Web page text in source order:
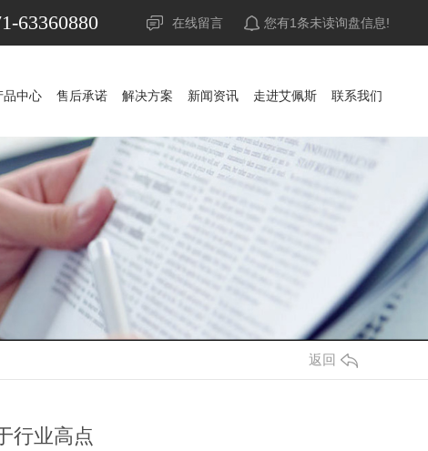
63360880 在线留言 您有1条未读询盘信息!
品中心
品中心
UPS电源 山特UPS电源
科华UPS电源
科士达UPS电源
APC UPS电源
施耐德UPS电源
源
蓄电池 山特蓄电池
松下蓄电池
耐力赛蓄电池
精密空调 山特精密空调
空调 维谛艾默生精密空调
稳压器
防雷器
售后承诺
售后承诺
解决方案
解决方案
新闻资讯
新闻资讯
公司新闻 公司新闻
行业资讯 行业资讯
常见问答
时事聚焦
其他
走进艾佩斯
走进艾佩斯
联系我们
联系我们
返回
行业高点